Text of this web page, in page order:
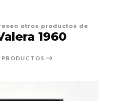
otros productos de
1960
PRODUCTOS